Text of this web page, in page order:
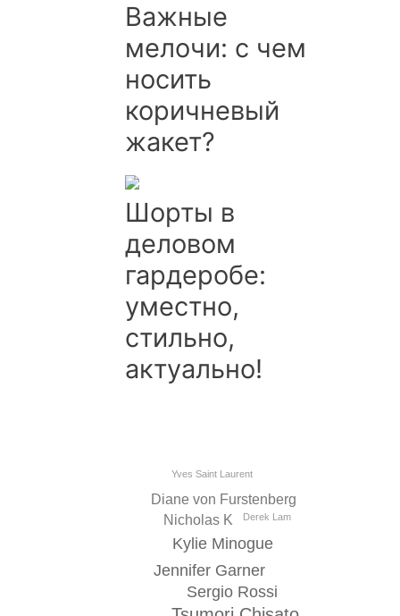
Важные
мелочи: с чем
носить
коричневый
жакет?
Шорты в
деловом
гардеробе:
уместно,
стильно,
актуально!
Sergio Rossi
Jennifer Garner
Kylie Minogue
Nicholas K
Diane von Furstenberg
Derek Lam
Yves Saint Laurent